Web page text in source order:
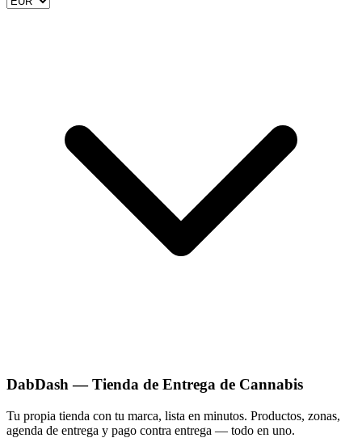
DabDash — Tienda de Entrega de Cannabis
Tu propia tienda con tu marca, lista en minutos. Productos, zonas,
agenda de entrega y pago contra entrega — todo en uno.